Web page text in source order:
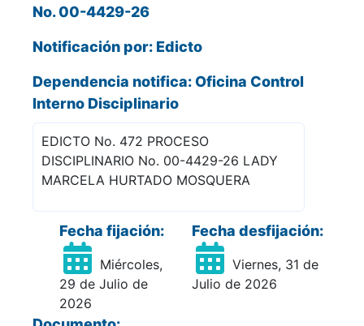
No. 00-4429-26
Notificación por: Edicto
Dependencia notifica: Oficina Control
Interno Disciplinario
EDICTO No. 472 PROCESO
DISCIPLINARIO No. 00-4429-26 LADY
MARCELA HURTADO MOSQUERA
Fecha fijación:
Miércoles,
29 de Julio de
2026
Fecha desfijación:
Viernes, 31 de
Julio de 2026